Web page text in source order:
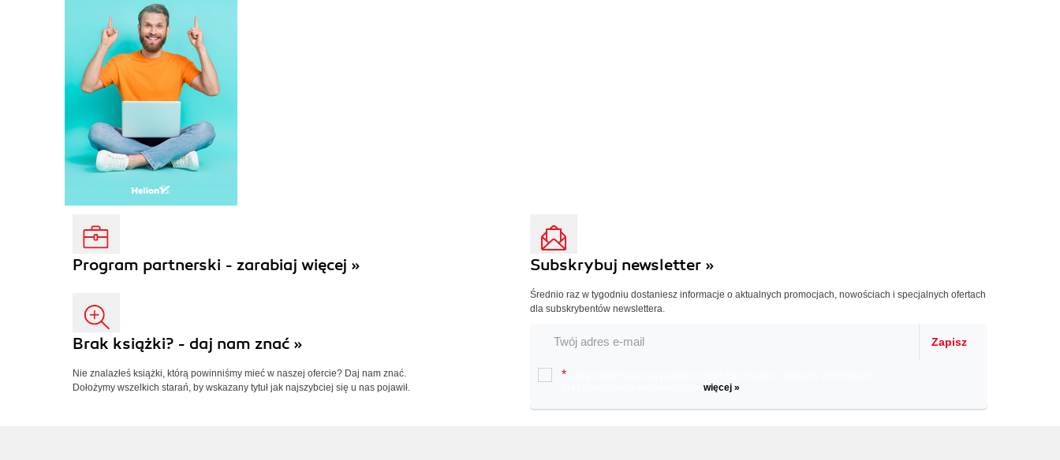
Program partnerski - zarabiaj więcej »
Brak książki? - daj nam znać »
Nie znalazłeś książki, którą powinniśmy mieć w naszej ofercie? Daj nam znać.
Dołożymy wszelkich starań, by wskazany tytuł jak najszybciej się u nas pojawił.
Subskrybuj newsletter »
Średnio raz w tygodniu dostaniesz informacje o aktualnych promocjach, nowościach i specjalnych ofertach
dla subskrybentów newslettera.
Zapisz
*
więcej »